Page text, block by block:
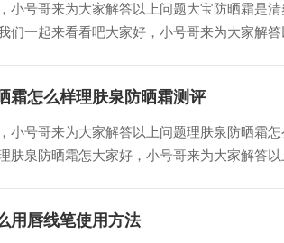
小号哥来为大家解答以上问题大宝防晒霜是
们一起来看看吧大家好，小号哥来为大家解
霜怎么样理肤泉防晒霜测评
小号哥来为大家解答以上问题理肤泉防晒霜
肤泉防晒霜怎大家好，小号哥来为大家解答
用唇线笔使用方法